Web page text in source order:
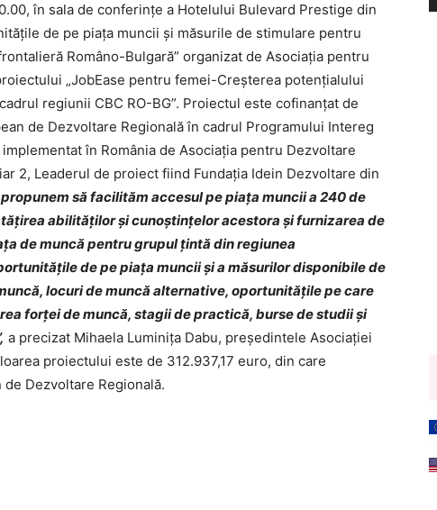
în sala de conferințe a Hotelului Bulevard Prestige din
de pe piața muncii și măsurile de stimulare pentru
Româno-Bulgară” organizat de Asociația pentru
„JobEase pentru femei-Creșterea potențialului
regiunii CBC RO-BG”. Proiectul este cofinanțat de
de Dezvoltare Regională în cadrul Programului Intereg
în România de Asociația pentru Dezvoltare
2, Leaderul de proiect fiind Fundația Idein Dezvoltare din
să facilităm accesul pe piața muncii a 240 de
abilităților și cunoștințelor acestora și furnizarea de
de muncă pentru grupul țintă din regiunea
de pe piața muncii și a măsurilor disponibile de
locuri de muncă alternative, oportunitățile pe care
forței de muncă, stagii de practică, burse de studii și
a precizat Mihaela Luminița Dabu, președintele Asociației
proiectului este de 312.937,17 euro, din care
Dezvoltare Regională.